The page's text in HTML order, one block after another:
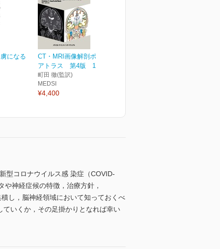
になる
CT・MRI画像解剖ポケット
アトラス 第4版 1巻...
町田 徹(監訳)
MEDSI
¥4,400
コロナウイルス感 染症（COVID-
神経症候の特徴，治療方針，
し，脳神経領域において知っておくべ
いくか，その足掛かりとなれば幸い